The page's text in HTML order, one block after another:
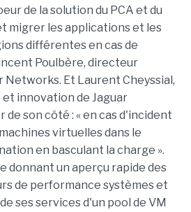
de la solution du PCA et du
migrer les applications et les
différentes en cas de
Poulbère, directeur
Networks. Et Laurent Cheyssial,
innovation de Jaguar
son côté : « en cas d'incident
virtuelles dans le
en basculant la charge ».
donnant un aperçu rapide des
de performance systèmes et
ses services d'un pool de VM